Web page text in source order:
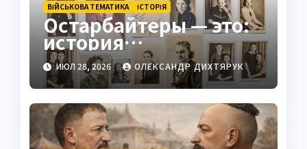
ВІЙСЬКОВА ТЕМАТИКА ІСТОРІЯ
Остарбайтеры — это:
история
принудительного
труда украинцев
ИЮЛ 28, 2026 ОЛЕКСАНДР ДИХТЯРУК